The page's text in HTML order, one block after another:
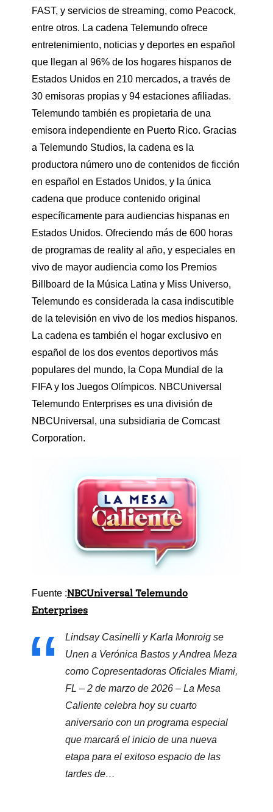
FAST, y servicios de streaming, como Peacock,
entre otros. La cadena Telemundo ofrece
entretenimiento, noticias y deportes en español
que llegan al 96% de los hogares hispanos de
Estados Unidos en 210 mercados, a través de
30 emisoras propias y 94 estaciones afiliadas.
Telemundo también es propietaria de una
emisora independiente en Puerto Rico. Gracias
a Telemundo Studios, la cadena es la
productora número uno de contenidos de ficción
en español en Estados Unidos, y la única
cadena que produce contenido original
específicamente para audiencias hispanas en
Estados Unidos. Ofreciendo más de 600 horas
de programas de reality al año, y especiales en
vivo de mayor audiencia como los Premios
Billboard de la Música Latina y Miss Universo,
Telemundo es considerada la casa indiscutible
de la televisión en vivo de los medios hispanos.
La cadena es también el hogar exclusivo en
español de los dos eventos deportivos más
populares del mundo, la Copa Mundial de la
FIFA y los Juegos Olímpicos. NBCUniversal
Telemundo Enterprises es una división de
NBCUniversal, una subsidiaria de Comcast
Corporation.
Fuente :NBCUniversal Telemundo
Enterprises
Lindsay Casinelli y Karla Monroig se
Unen a Verónica Bastos y Andrea Meza
como Copresentadoras Oficiales Miami,
FL – 2 de marzo de 2026 – La Mesa
Caliente celebra hoy su cuarto
aniversario con un programa especial
que marcará el inicio de una nueva
etapa para el exitoso espacio de las
tardes de…